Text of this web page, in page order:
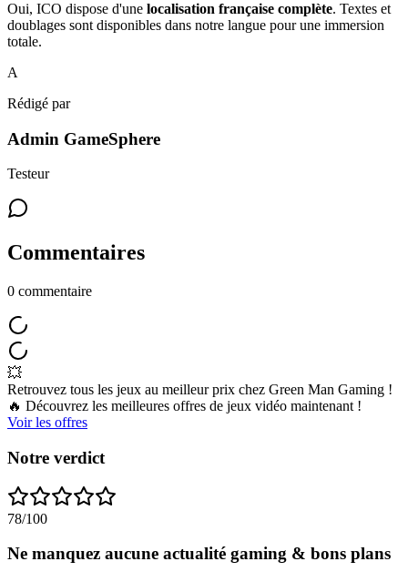
Oui, ICO dispose d'une localisation française complète. Textes et
doublages sont disponibles dans notre langue pour une immersion
totale.
A
Rédigé par
Admin GameSphere
Testeur
Commentaires
0 commentaire
💥
Retrouvez tous les jeux au meilleur prix chez Green Man Gaming !
🔥 Découvrez les meilleures offres de jeux vidéo maintenant !
Voir les offres
Notre verdict
78/100
Ne manquez aucune actualité gaming & bons plans